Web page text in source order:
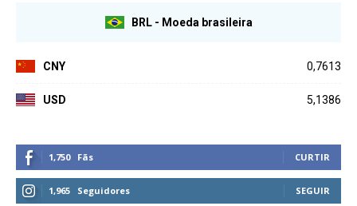
BRL - Moeda brasileira
CNY 0,7613
USD 5,1386
1,750 Fãs CURTIR
1,965 Seguidores SEGUIR